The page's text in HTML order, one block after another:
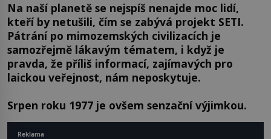
Na naší planetě se nejspíš nenajde moc lidí,
kteří by netušili, čím se zabývá projekt SETI.
Pátrání po mimozemských civilizacích je
samozřejmě lákavým tématem, i když je
pravda, že příliš informací, zajímavých pro
laickou veřejnost, nám neposkytuje.
Srpen roku 1977 je ovšem senzační výjimkou.
Reklama